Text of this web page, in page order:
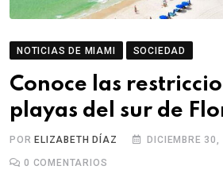
NOTICIAS DE MIAMI SOCIEDAD
Conoce las
playas del sur de
POR ELIZABETH DÍAZ DICIEMBRE 30,
0 COMENTARIOS